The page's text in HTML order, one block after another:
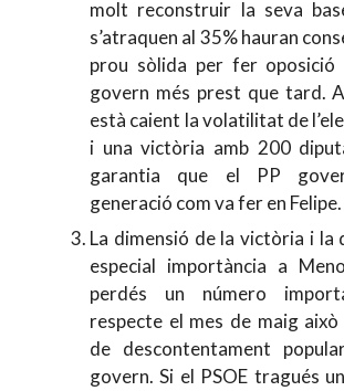
molt reconstruir la seva
s’atraquen al 35% hauran
prou sòlida per fer oposició
govern més prest que tard.
està caient la volatilitat de
i una victòria amb 200
garantia que el PP
generació com va fer en Felipe.
La dimensió de la victòria i la
especial importància a
perdés un número
respecte el mes de maig
de descontentament
govern. Si el PSOE tragués